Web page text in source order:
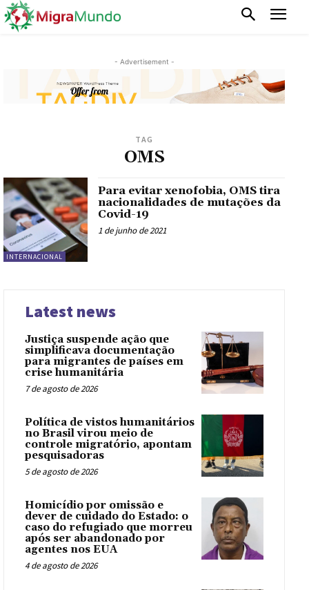
- Advertisement -
TAG
OMS
INTERNACIONAL
Para evitar xenofobia, OMS tira
nacionalidades de mutações da
Covid-19
1 de junho de 2021
Latest news
Justiça suspende ação que
simplificava documentação
para migrantes de países em
crise humanitária
7 de agosto de 2026
Política de vistos humanitários
no Brasil virou meio de
controle migratório, apontam
pesquisadoras
5 de agosto de 2026
Homicídio por omissão e
dever de cuidado do Estado: o
caso do refugiado que morreu
após ser abandonado por
agentes nos EUA
4 de agosto de 2026